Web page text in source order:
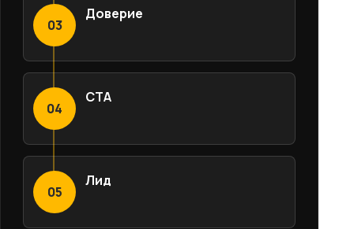
03
Доверие
04
CTA
05
Лид